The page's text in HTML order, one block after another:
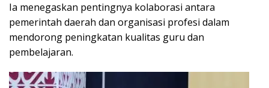
Ia menegaskan pentingnya kolaborasi antara
pemerintah daerah dan organisasi profesi dalam
mendorong peningkatan kualitas guru dan
pembelajaran.